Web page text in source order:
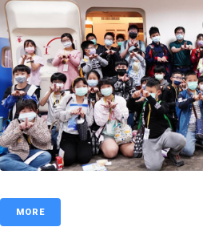
MORE